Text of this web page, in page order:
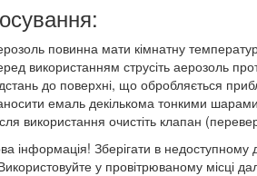
повинна мати кімнатну
використанням струсіть аерозоль
до поверхні, що обробляється
емаль декількома тонкими
використання очистіть клапан
інформація! Зберігати в
у провітрюваному місці